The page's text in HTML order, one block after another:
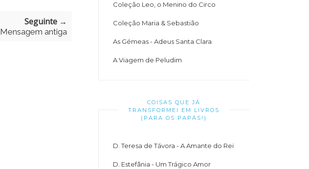
Seguinte →
Mensagem antiga
Coleção Leo, o Menino do Circo
Coleção Maria & Sebastião
As Gémeas - Adeus Santa Clara
A Viagem de Peludim
COISAS QUE JÁ
TRANSFORMEI EM LIVROS
(PARA OS PAPÁS!)
D. Teresa de Távora - A Amante do Rei
D. Estefânia - Um Trágico Amor